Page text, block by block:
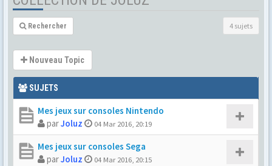
Rechercher 4 sujets
Nouveau Topic
SUJETS
Mes jeux sur consoles Nintendo
parJoluz 04 Mar 2016, 20:19
Mes jeux sur consoles Sega
parJoluz 04 Mar 2016, 20:15